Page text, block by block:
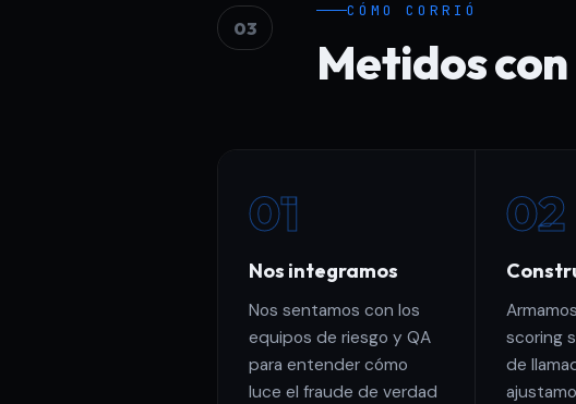
03
CÓMO CORRIÓ
Metidos
01
Nos integramos
Nos sentamos con los
equipos de riesgo y QA
para entender cómo
luce el fraude de verdad
02
scoring
de